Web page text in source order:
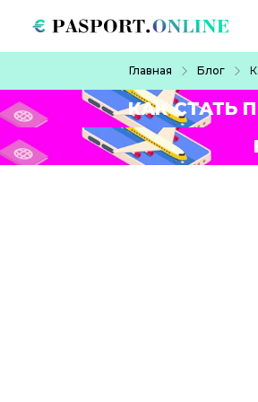
Главная Блог
КАК СТАТЬ